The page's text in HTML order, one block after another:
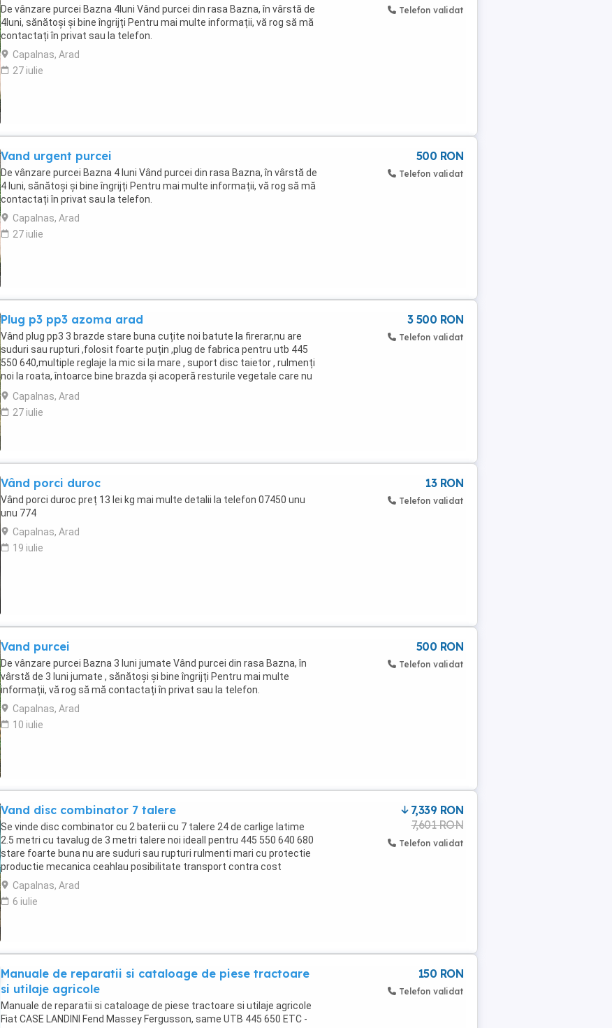
De vânzare purcei Bazna 4luni Vând purcei din rasa Bazna, în vârstă de
4luni, sănătoși și bine îngrijți Pentru mai multe informații, vă rog să mă
contactați în privat sau la telefon.
Capalnas, Arad
27 iulie
Telefon validat
Vand urgent purcei
De vânzare purcei Bazna 4 luni Vând purcei din rasa Bazna, în vârstă de
4 luni, sănătoși și bine îngrijți Pentru mai multe informații, vă rog să mă
contactați în privat sau la telefon.
Capalnas, Arad
27 iulie
500 RON
Telefon validat
Plug p3 pp3 azoma arad
Vând plug pp3 3 brazde stare buna cuțite noi batute la firerar,nu are
suduri sau rupturi ,folosit foarte puțin ,plug de fabrica pentru utb 445
550 640,multiple reglaje la mic si la mare , suport disc taietor , rulmenți
noi la roata, întoarce bine brazda și acoperă resturile vegetale care nu
raman ...
Capalnas, Arad
27 iulie
3 500 RON
Telefon validat
Vând porci duroc
Vând porci duroc preț 13 lei kg mai multe detalii la telefon 07450 unu
unu 774
Capalnas, Arad
19 iulie
13 RON
Telefon validat
Vand purcei
De vânzare purcei Bazna 3 luni jumate Vând purcei din rasa Bazna, în
vârstă de 3 luni jumate , sănătoși și bine îngrijți Pentru mai multe
informații, vă rog să mă contactați în privat sau la telefon.
Capalnas, Arad
10 iulie
500 RON
Telefon validat
Vand disc combinator 7 talere
Se vinde disc combinator cu 2 baterii cu 7 talere 24 de carlige latime
2.5 metri cu tavalug de 3 metri talere noi ideall pentru 445 550 640 680
stare foarte buna nu are suduri sau rupturi rulmenti mari cu protectie
productie mecanica ceahlau posibilitate transport contra cost
Capalnas, Arad
6 iulie
7,339 RON
7,601 RON
Telefon validat
Manuale de reparatii si cataloage de piese tractoare
si utilaje agricole
Manuale de reparatii si cataloage de piese tractoare si utilaje agricole
Fiat CASE LANDINI Fend Massey Fergusson, same UTB 445 650 ETC -
150 RON
Telefon validat